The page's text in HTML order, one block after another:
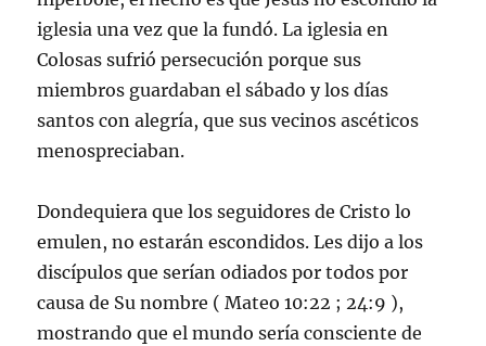
iglesia una vez que la fundó. La iglesia en
Colosas sufrió persecución porque sus
miembros guardaban el sábado y los días
santos con alegría, que sus vecinos ascéticos
menospreciaban.
Dondequiera que los seguidores de Cristo lo
emulen, no estarán escondidos. Les dijo a los
discípulos que serían odiados por todos por
causa de Su nombre ( Mateo 10:22 ; 24:9 ),
mostrando que el mundo sería consciente de